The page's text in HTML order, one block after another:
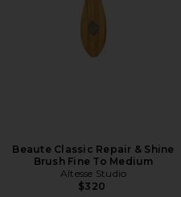
Beaute Classic Repair & Shine
Brush Fine To Medium
Altesse Studio
$320